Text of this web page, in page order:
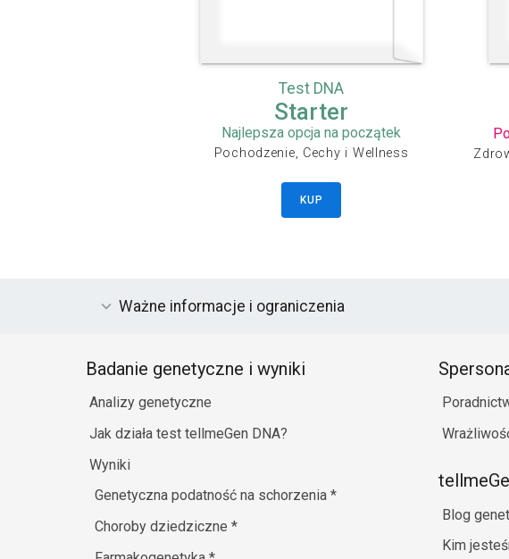
Test DNA
Starter
Najlepsza opcja na początek
Pochodzenie, Cechy i Wellness
KUP
Ważne informacje i ograniczenia
Badanie genetyczne i wyniki
Analizy genetyczne
Jak działa test tellmeGen DNA?
Wyniki
Genetyczna podatność na schorzenia *
Choroby dziedziczne *
Blog
Kim